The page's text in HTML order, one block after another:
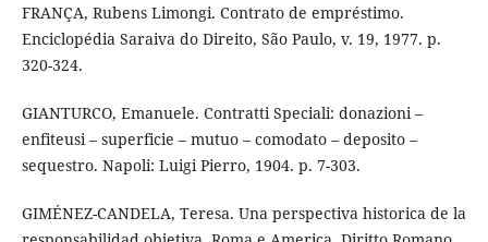
FRANÇA, Rubens Limongi. Contrato de empréstimo.
Enciclopédia Saraiva do Direito, São Paulo, v. 19, 1977. p.
320-324.
GIANTURCO, Emanuele. Contratti Speciali: donazioni –
enfiteusi – superficie – mutuo – comodato – deposito –
sequestro. Napoli: Luigi Pierro, 1904. p. 7-303.
GIMÉNEZ-CANDELA, Teresa. Una perspectiva historica de la